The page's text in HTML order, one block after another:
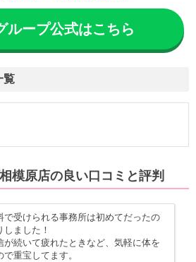
ループ公式はこちら
覧
模原店の良い口コミと評判
で受けられる事務所は初めてだったの
ました！
が続いて疲れたときなど、気軽に体を
重宝してます。